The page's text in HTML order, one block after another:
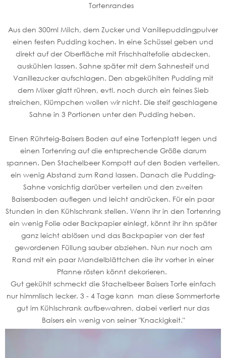
Tortenrandes
Aus den 300ml Milch, dem Zucker und Vanillepuddingpulver
einen festen Pudding kochen. In eine Schüssel geben und
direkt auf der Oberfläche mit Frischhaltefolie abdecken,
auskühlen lassen. Sahne später mit dem Sahnesteif und
Vanillezucker aufschlagen. Den abgekühlten Pudding mit
dem Mixer glatt rühren, evtl. noch durch ein feines Sieb
streichen, Klümpchen wollen wir nicht. Die steif geschlagene
Sahne in 3 Portionen unter den Pudding heben.
Einen Rührteig-Baisers Boden auf eine Tortenplatt legen und
einen Tortenring auf die entsprechende Größe darum
spannen. Den Stachelbeer Kompott auf den Boden verteilen,
ein wenig Abstand zum Rand lassen. Danach die Pudding-
Sahne vorsichtig darüber verteilen und den zweiten
Baisersboden auflegen und leicht andrücken. Für ein paar
Stunden in den Kühlschrank stellen. Wenn ihr in den Tortenring
ein wenig Folie oder Backpapier einlegt, könnt ihr ihn später
ganz leicht ablösen und das Backpapier von der fest
gewordenen Füllung sauber abziehen. Nun nur noch am
Rand mit ein paar Mandelblättchen die ihr vorher in einer
Pfanne rösten könnt dekorieren.
Gut gekühlt schmeckt die Stachelbeer Baisers Torte einfach
nur himmlisch lecker. 3 - 4 Tage kann man diese Sommertorte
gut im Kühlschrank aufbewahren, dabei verliert nur das
Baisers ein wenig von seiner "Knackigkeit."